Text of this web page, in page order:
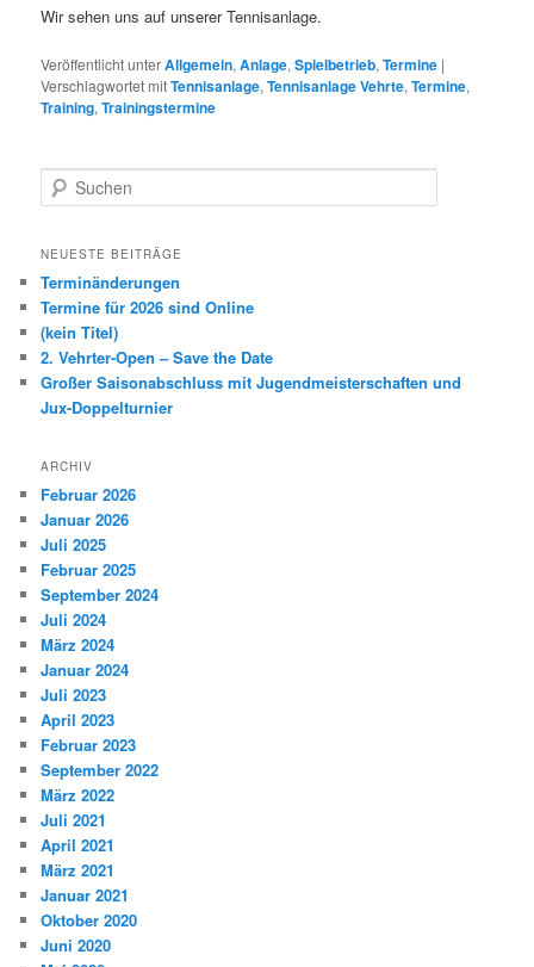
Wir sehen uns auf unserer Tennisanlage.
Veröffentlicht unterAllgemein,Anlage,Spielbetrieb,Termine |
Verschlagwortet mitTennisanlage,Tennisanlage Vehrte,Termine,
Training,Trainingstermine
u
h
n
NEUESTE BEITRÄGE
Terminänderungen
Termine für 2026 sind Online
(kein Titel)
2. Vehrter-Open – Save the Date
Großer Saisonabschluss mit Jugendmeisterschaften und
Jux-Doppelturnier
ARCHIV
Februar 2026
Januar 2026
Juli 2025
Februar 2025
September 2024
Juli 2024
März 2024
Januar 2024
Juli 2023
April 2023
Februar 2023
September 2022
März 2022
Juli 2021
April 2021
März 2021
Januar 2021
Oktober 2020
Juni 2020